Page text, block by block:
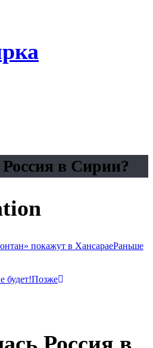
в Сирии?
покажут в ХансараеРаньше
будет!Позже